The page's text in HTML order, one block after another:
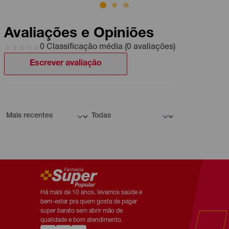
Avaliações e Opiniões
0 Classificação média (0 avaliações)
Escrever avaliação
Há mais de 10 anos, levamos saúde e
bem-estar pra quem gosta de pagar
super barato sem abrir mão de
qualidade e bom atendimento.